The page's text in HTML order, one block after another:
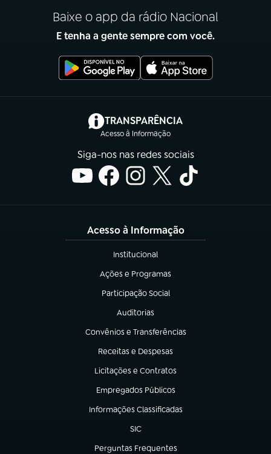
Baixe o app da rádio Nacional
E tenha a gente sempre com você.
TRANSPARÊNCIA
Acesso à Informação
(abre em nova aba)
Siga-nos nas redes sociais
Acesso à Informação
Institucional
(abre em nova aba)
Ações e Programas
(abre em nova aba)
Participação Social
(abre em nova aba)
Auditorias
(abre em nova aba)
Convênios e Transferências
(abre em nova aba)
Receitas e Despesas
(abre em nova aba)
Licitações e Contratos
(abre em nova aba)
Empregados Públicos
(abre em nova aba)
Informações Classificadas
(abre em nova aba)
SIC
(abre em nova aba)
Perguntas Frequentes